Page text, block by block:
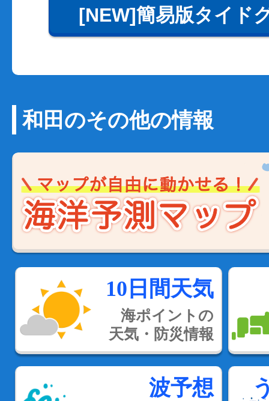
[NEW]簡易版タイド
和田のその他の情報
10日間天気
海ポイントの
天気・防災情報
波予想